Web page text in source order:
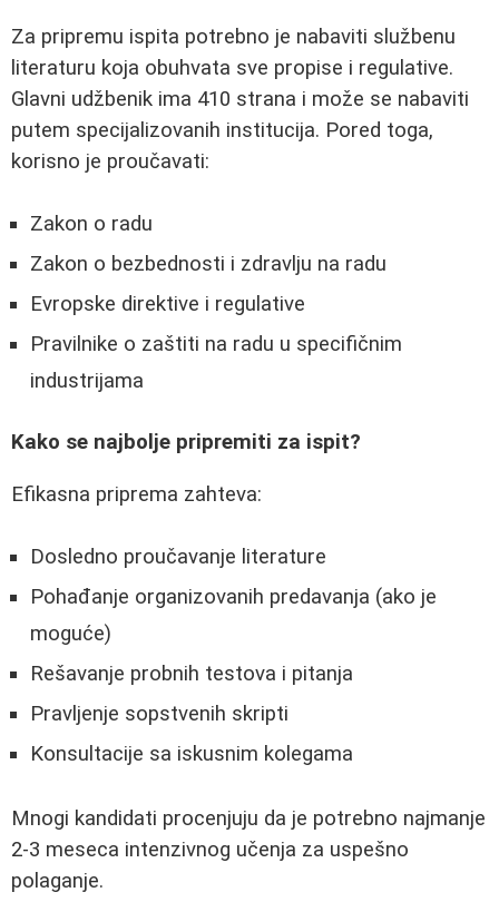
Za pripremu ispita potrebno je nabaviti službenu
literaturu koja obuhvata sve propise i regulative.
Glavni udžbenik ima 410 strana i može se nabaviti
putem specijalizovanih institucija. Pored toga,
korisno je proučavati:
Zakon o radu
Zakon o bezbednosti i zdravlju na radu
Evropske direktive i regulative
Pravilnike o zaštiti na radu u specifičnim
industrijama
Kako se najbolje pripremiti za ispit?
Efikasna priprema zahteva:
Dosledno proučavanje literature
Pohađanje organizovanih predavanja (ako je
moguće)
Rešavanje probnih testova i pitanja
Pravljenje sopstvenih skripti
Konsultacije sa iskusnim kolegama
Mnogi kandidati procenjuju da je potrebno najmanje
2-3 meseca intenzivnog učenja za uspešno
polaganje.